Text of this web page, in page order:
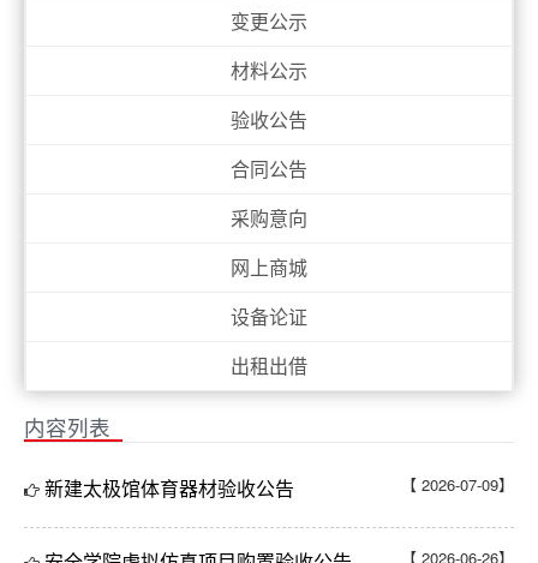
变更公示
材料公示
验收公告
合同公告
采购意向
网上商城
设备论证
出租出借
内容列表
新建太极馆体育器材验收公告 【 2026-07-09】
【 2026-06-26】